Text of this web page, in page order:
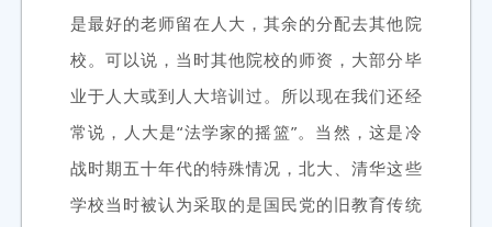
是最好的老师留在人大，其余的分配去其他院
校。可以说，当时其他院校的师资，大部分毕
业于人大或到人大培训过。所以现在我们还经
常说，人大是“法学家的摇篮”。当然，这是冷
战时期五十年代的特殊情况，北大、清华这些
学校当时被认为采取的是国民党的旧教育传统